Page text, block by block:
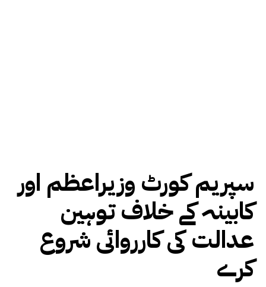
سپریم کورٹ وزیراعظم اور
کابینہ کے خلاف توہین
عدالت کی کارروائی شروع
کرے